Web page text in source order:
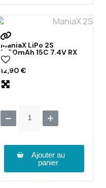
ManiaX LiPo 2S
1350mAh 15C 7.4V RX
12,90 €
Ajouter au
panier